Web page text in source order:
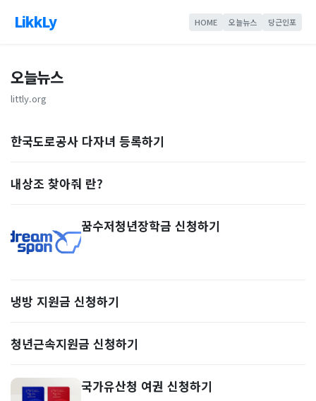
LikkLy HOME 오늘뉴스 당근인포
오늘뉴스
littly.org
한국도로공사 다자녀 등록하기
내상조 찾아줘 란?
꿈수저청년장학금 신청하기
냉방 지원금 신청하기
청년근속지원금 신청하기
국가유산청 여권 신청하기